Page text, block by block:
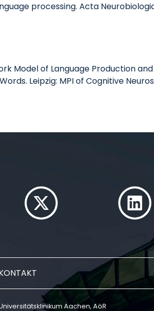
processing. Acta
Model of Language Production
Leipzig: MPI of Cognitive
Aachen, AöR